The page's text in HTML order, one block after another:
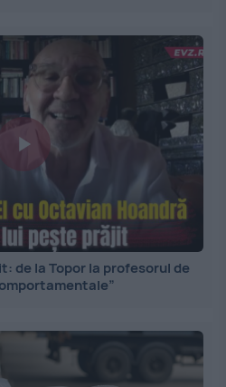
de la Topor la profesorul de